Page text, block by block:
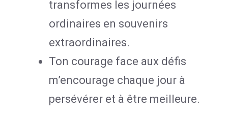
transformes les journées
ordinaires en souvenirs
extraordinaires.
Ton courage face aux défis
m’encourage chaque jour à
persévérer et à être meilleure.